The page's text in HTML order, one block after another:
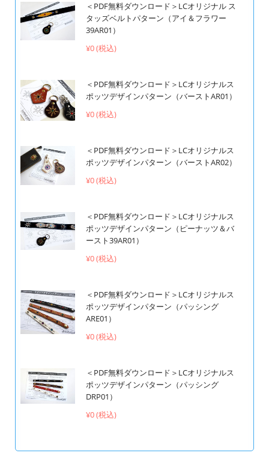
＜PDF無料ダウンロード＞LCオリジナル ス
タッズベルトパターン（アイ＆フラワー
39AR01）
¥0 (税込)
＜PDF無料ダウンロード＞LCオリジナルス
ポッツデザインパターン（バーストAR01）
¥0 (税込)
＜PDF無料ダウンロード＞LCオリジナルス
ポッツデザインパターン（バーストAR02）
¥0 (税込)
＜PDF無料ダウンロード＞LCオリジナルス
ポッツデザインパターン（ピーナッツ＆バ
ースト39AR01）
¥0 (税込)
＜PDF無料ダウンロード＞LCオリジナルス
ポッツデザインパターン（パッシング
ARE01）
¥0 (税込)
＜PDF無料ダウンロード＞LCオリジナルス
ポッツデザインパターン（パッシング
DRP01）
¥0 (税込)